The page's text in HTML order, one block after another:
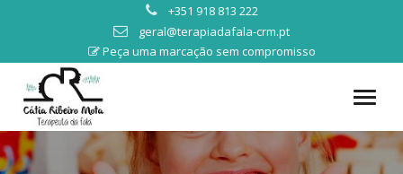
+351 918 813 222
geral@terapiadafala-crm.pt
Peça uma marcação sem compromisso